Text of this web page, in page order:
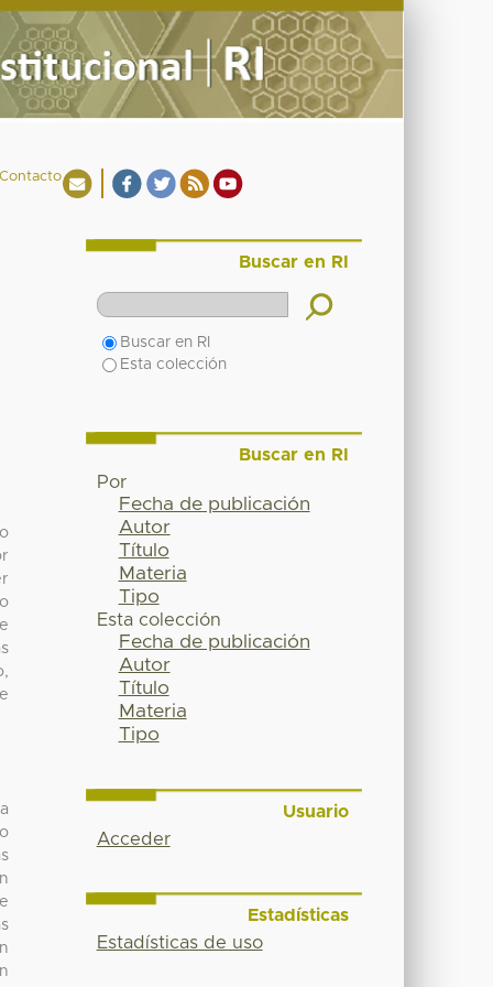
Contacto
Buscar en RI
Buscar en RI
Esta colección
Buscar en RI
Por
Fecha de publicación
Autor
Título
Materia
Tipo
Esta colección
Fecha de publicación
Autor
Título
Materia
Tipo
Usuario
Acceder
Estadísticas
Estadísticas de uso